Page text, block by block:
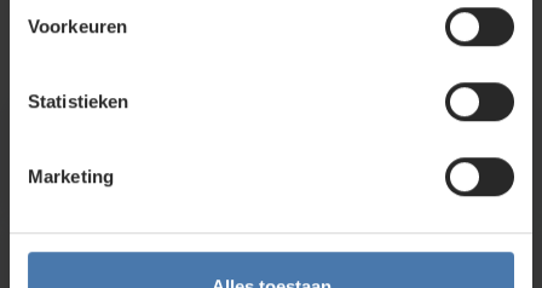
Voorkeuren
Statistieken
Marketing
ons assortiment aan
, meetinstrumenten en
accessoires.